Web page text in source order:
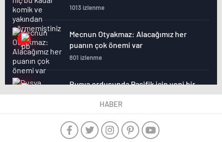
1013 izlenme
Mecnun Otyakmaz: Alacağımız her
puanın çok önemi var
801 izlenme
Rusya ordusunda Pasifik için yeni bir
cephe açılıyor. Çin’in ilk tepkisi!
885 izlenme
Şenol Güneş: Arda Turan Milli Takım
HABER